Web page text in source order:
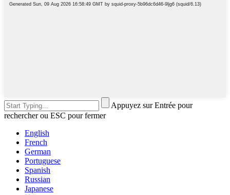
Appuyez sur Entrée pour
rechercher ou ESC pour fermer
English
French
German
Portuguese
Spanish
Russian
Japanese